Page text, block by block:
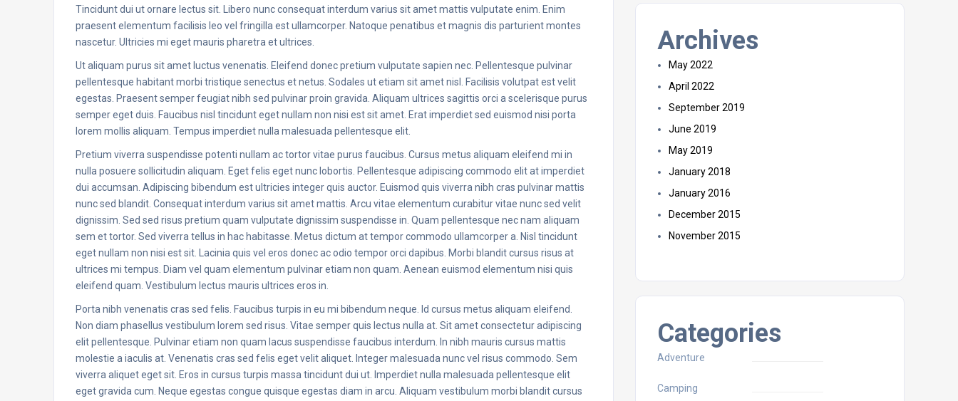
Tincidunt dui ut ornare lectus sit. Libero nunc consequat interdum varius sit amet mattis vulputate enim. Enim
praesent elementum facilisis leo vel fringilla est ullamcorper. Natoque penatibus et magnis dis parturient montes
nascetur. Ultricies mi eget mauris pharetra et ultrices.
Ut aliquam purus sit amet luctus venenatis. Eleifend donec pretium vulputate sapien nec. Pellentesque pulvinar
pellentesque habitant morbi tristique senectus et netus. Sodales ut etiam sit amet nisl. Facilisis volutpat est velit
egestas. Praesent semper feugiat nibh sed pulvinar proin gravida. Aliquam ultrices sagittis orci a scelerisque purus
semper eget duis. Faucibus nisl tincidunt eget nullam non nisi est sit amet. Erat imperdiet sed euismod nisi porta
lorem mollis aliquam. Tempus imperdiet nulla malesuada pellentesque elit.
Pretium viverra suspendisse potenti nullam ac tortor vitae purus faucibus. Cursus metus aliquam eleifend mi in
nulla posuere sollicitudin aliquam. Eget felis eget nunc lobortis. Pellentesque adipiscing commodo elit at imperdiet
dui accumsan. Adipiscing bibendum est ultricies integer quis auctor. Euismod quis viverra nibh cras pulvinar mattis
nunc sed blandit. Consequat interdum varius sit amet mattis. Arcu vitae elementum curabitur vitae nunc sed velit
dignissim. Sed sed risus pretium quam vulputate dignissim suspendisse in. Quam pellentesque nec nam aliquam
sem et tortor. Sed viverra tellus in hac habitasse. Metus dictum at tempor commodo ullamcorper a. Nisl tincidunt
eget nullam non nisi est sit. Lacinia quis vel eros donec ac odio tempor orci dapibus. Morbi blandit cursus risus at
ultrices mi tempus. Diam vel quam elementum pulvinar etiam non quam. Aenean euismod elementum nisi quis
eleifend quam. Vestibulum lectus mauris ultrices eros in.
Porta nibh venenatis cras sed felis. Faucibus turpis in eu mi bibendum neque. Id cursus metus aliquam eleifend.
Non diam phasellus vestibulum lorem sed risus. Vitae semper quis lectus nulla at. Sit amet consectetur adipiscing
elit pellentesque. Pulvinar etiam non quam lacus suspendisse faucibus interdum. In nibh mauris cursus mattis
molestie a iaculis at. Venenatis cras sed felis eget velit aliquet. Integer malesuada nunc vel risus commodo. Sem
viverra aliquet eget sit. Eros in cursus turpis massa tincidunt dui ut. Imperdiet nulla malesuada pellentesque elit
eget gravida cum. Neque egestas congue quisque egestas diam in arcu. Aliquam vestibulum morbi blandit cursus
Archives
May 2022
April 2022
September 2019
June 2019
May 2019
January 2018
January 2016
December 2015
November 2015
Categories
Adventure
Camping